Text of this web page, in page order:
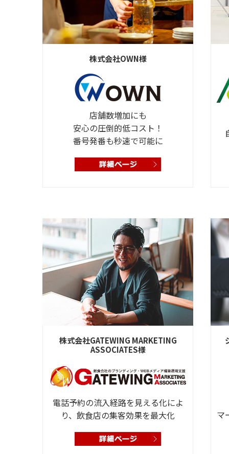
株式会社OWN様
店舗数増加にも
安心の圧倒的低コスト！
番号発番も秒速で可能に
株式会社GATEWING MARKETING
ASSOCIATES様
電話予約の流入経路を見える化によ
り、飲食店の集客効果を最大化
マ